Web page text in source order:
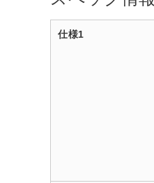
仕様1